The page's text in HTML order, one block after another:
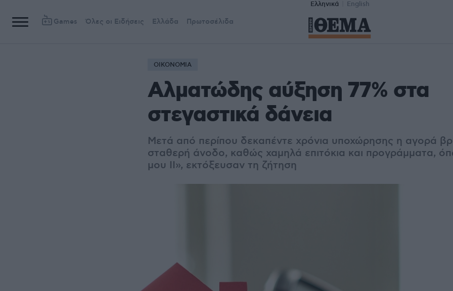
Ελληνικά English
Games Όλες οι Ειδήσεις Ελλάδα Πρωτοσέλιδα
ΟΙΚΟΝΟΜΙΑ
Αλματώδης αύξηση 77% στα
στεγαστικά δάνεια
Μετά από περίπου δεκαπέντε χρόνια υποχώρησης η αγορά
σταθερή άνοδο, καθώς χαμηλά επιτόκια και προγράμματα,
μου ΙΙ», εκτόξευσαν τη ζήτηση